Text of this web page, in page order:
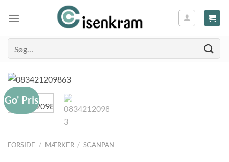
efter:
FORSIDE / MÆRKER / SCANPAN
Go' Pris